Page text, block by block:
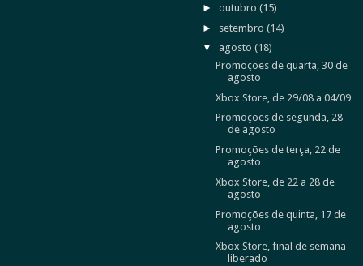
►outubro(15)
► setembro(14)
▼ agosto(18)
Promoções de quarta, 30 de
agosto
Xbox Store, de 29/08 a 04/09
Promoções de segunda, 28
de agosto
Promoções de terça, 22 de
agosto
Xbox Store, de 22 a 28 de
agosto
Promoções de quinta, 17 de
agosto
Xbox Store, final de semana
liberado